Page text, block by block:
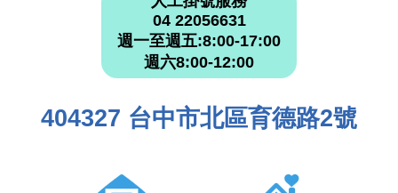
04 22056631
週一至週五:8:00-17:00
週六8:00-12:00
404327 台中市北區育德路2號